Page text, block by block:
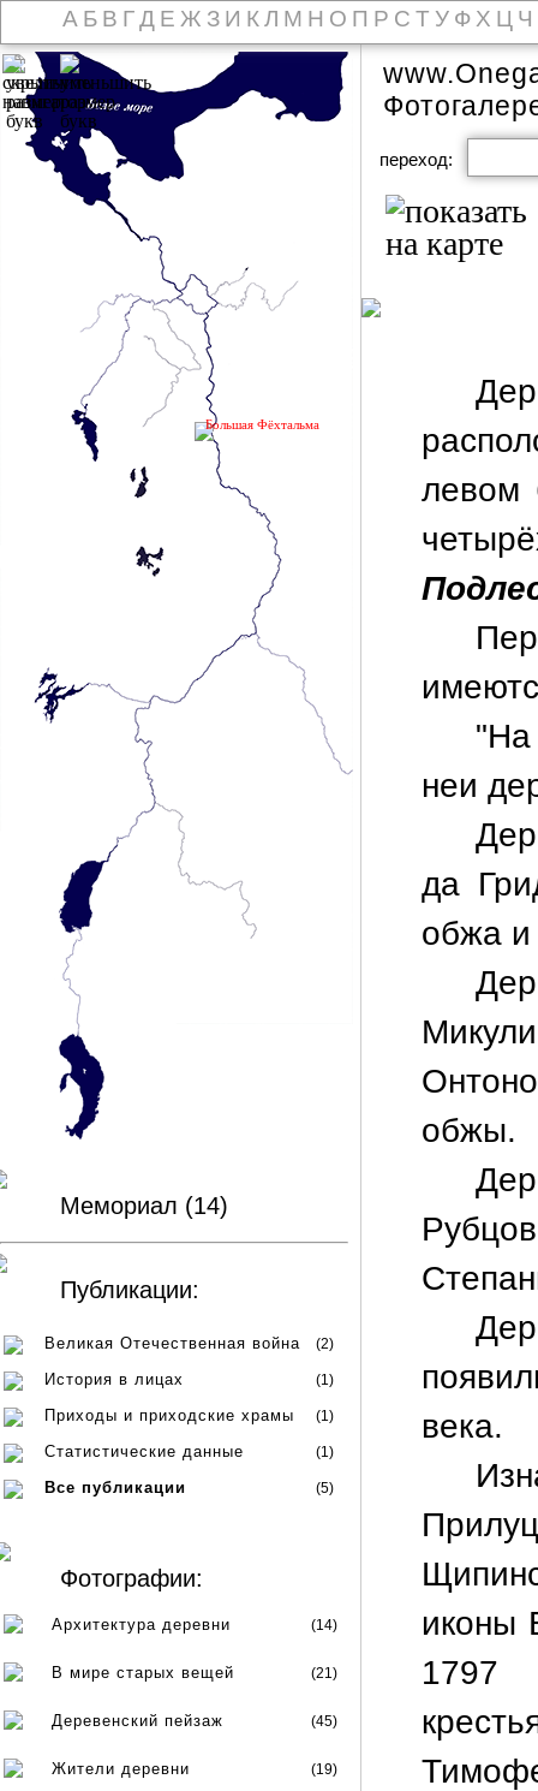
А Б В Г Д Е Ж З И К Л М Н О П Р С Т У Ф Х Ц Ч
Большая Фёхтальма
Мемориал (14)
Публикации:
Великая Отечественная война (2)
История в лицах (1)
Приходы и приходские храмы (1)
Статистические данные (1)
Все публикации (5)
Фотографии:
Архитектура деревни (14)
В мире старых вещей (21)
Деревенский пейзаж (45)
Жители деревни (19)
переход:
левом
неи
да
обжа и
обжы.
века.
иконы
1797